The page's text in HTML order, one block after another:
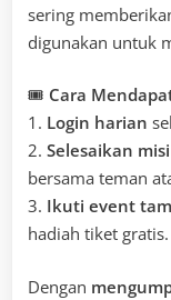
sering
digunakan untuk
🎟 Cara
1. Login harian
2. Selesaikan
bersama teman
3. Ikuti event
hadiah tiket gratis.
Dengan